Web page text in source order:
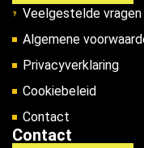
Veelgestelde vragen
Algemene
Privacyverklaring
Cookiebeleid
Contact
Contact